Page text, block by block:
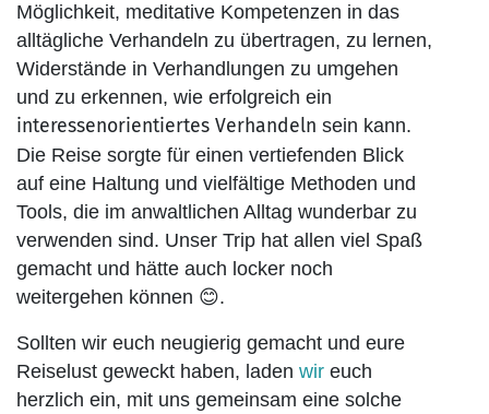
Möglichkeit, meditative Kompetenzen in das
alltägliche Verhandeln zu übertragen, zu lernen,
Widerstände in Verhandlungen zu umgehen
und zu erkennen, wie erfolgreich ein
interessenorientiertes Verhandeln sein kann.
Die Reise sorgte für einen vertiefenden Blick
auf eine Haltung und vielfältige Methoden und
Tools, die im anwaltlichen Alltag wunderbar zu
verwenden sind. Unser Trip hat allen viel Spaß
gemacht und hätte auch locker noch
weitergehen können 😊.
Sollten wir euch neugierig gemacht und eure
Reiselust geweckt haben, laden wir euch
herzlich ein, mit uns gemeinsam eine solche